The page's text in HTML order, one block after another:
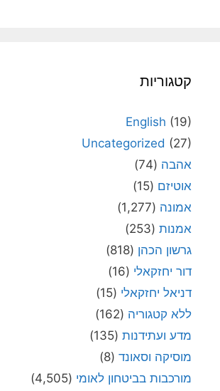
קטגוריות
English (19)
Uncategorized (27)
אהבה (74)
אוטיזם (15)
אמונה (1,277)
אמנות (253)
גרשון הכהן (818)
דור יחזקאלי (16)
דניאל יחזקאלי (15)
ללא קטגוריה (162)
מדע ועתידנות (135)
מוסיקה וסאונד (8)
מורכבות בביטחון לאומי (4,505)